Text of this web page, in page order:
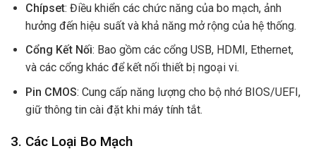
Chípset: Điều khiển các chức năng của bo mạch, ảnh
hưởng đến hiệu suất và khả năng mở rộng của hệ thống.
Cổng Kết Nối: Bao gồm các cổng USB, HDMI, Ethernet,
và các cổng khác để kết nối thiết bị ngoại vi.
Pin CMOS: Cung cấp năng lượng cho bộ nhớ BIOS/UEFI,
giữ thông tin cài đặt khi máy tính tắt.
3. Các Loại Bo Mạch